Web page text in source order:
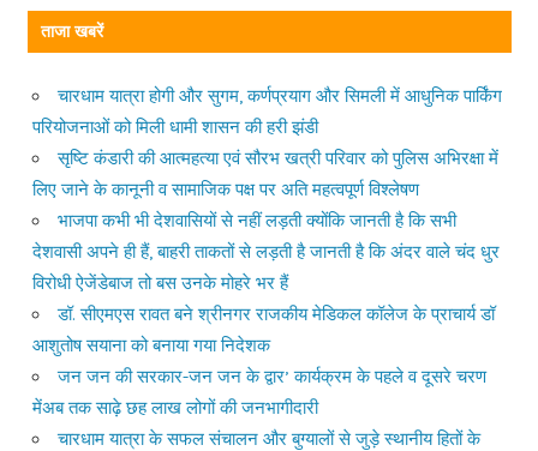
ताजा खबरें
चारधाम यात्रा होगी और सुगम, कर्णप्रयाग और सिमली में आधुनिक पार्किंग
परियोजनाओं को मिली धामी शासन की हरी झंडी
सृष्टि कंडारी की आत्महत्या एवं सौरभ खत्री परिवार को पुलिस अभिरक्षा में
लिए जाने के कानूनी व सामाजिक पक्ष पर अति महत्वपूर्ण विश्लेषण
भाजपा कभी भी देशवासियों से नहीं लड़ती क्योंकि जानती है कि सभी
देशवासी अपने ही हैं, बाहरी ताकतों से लड़ती है जानती है कि अंदर वाले चंद धुर
विरोधी ऐजेंडेबाज तो बस उनके मोहरे भर हैं
डॉ. सीएमएस रावत बने श्रीनगर राजकीय मेडिकल कॉलेज के प्राचार्य डॉ
आशुतोष सयाना को बनाया गया निदेशक
जन जन की सरकार-जन जन के द्वार’ कार्यक्रम के पहले व दूसरे चरण
मेंअब तक साढ़े छह लाख लोगों की जनभागीदारी
चारधाम यात्रा के सफल संचालन और बुग्यालों से जुड़े स्थानीय हितों के